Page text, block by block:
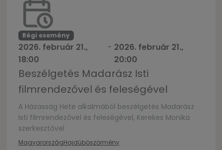
Régi esemény
2026. február 21.,
18:00
- 2026. február 21.,
20:00
Beszélgetés Madarász Isti
filmrendezővel és feleségével
A Házasság Hete alkalmából beszélgetés Madarász
Isti filmrendezővel és feleségével, Kerekes Monika
szerkesztővel
MagyarországHajdúböszörmény